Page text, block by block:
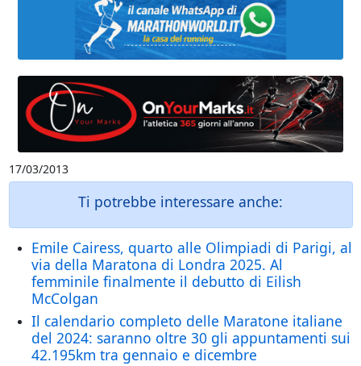
17/03/2013
Ti potrebbe interessare anche:
Emile Cairess, quarto alle Olimpiadi di Parigi, al
via della Maratona di Londra 2025. Al
femminile finalmente il debutto di Eilish
McColgan
Il calendario completo delle Maratone italiane
del 2024: saranno oltre 30 gli appuntamenti sui
42.195km tra gennaio e dicembre